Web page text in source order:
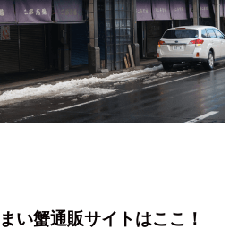
い蟹通販サイトはここ！